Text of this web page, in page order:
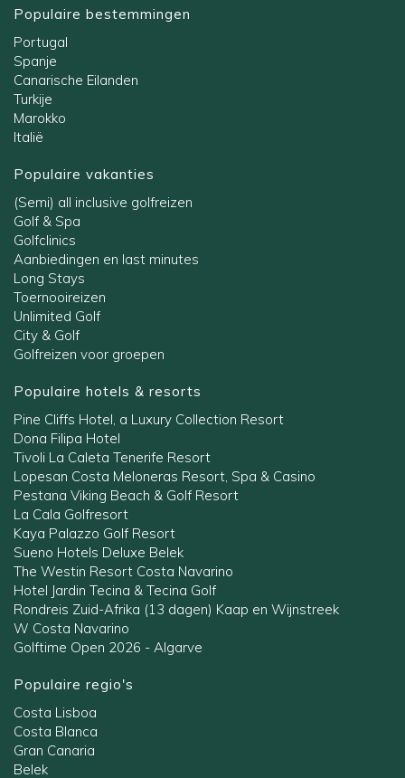
Populaire bestemmingen
Portugal
Spanje
Canarische Eilanden
Turkije
Marokko
Italië
Populaire vakanties
(Semi) all inclusive golfreizen
Golf & Spa
Golfclinics
Aanbiedingen en last minutes
Long Stays
Toernooireizen
Unlimited Golf
City & Golf
Golfreizen voor groepen
Populaire hotels & resorts
Pine Cliffs Hotel, a Luxury Collection Resort
Dona Filipa Hotel
Tivoli La Caleta Tenerife Resort
Lopesan Costa Meloneras Resort, Spa & Casino
Pestana Viking Beach & Golf Resort
La Cala Golfresort
Kaya Palazzo Golf Resort
Sueno Hotels Deluxe Belek
The Westin Resort Costa Navarino
Hotel Jardin Tecina & Tecina Golf
Rondreis Zuid-Afrika (13 dagen) Kaap en Wijnstreek
W Costa Navarino
Golftime Open 2026 - Algarve
Populaire regio's
Costa Lisboa
Costa Blanca
Gran Canaria
Belek